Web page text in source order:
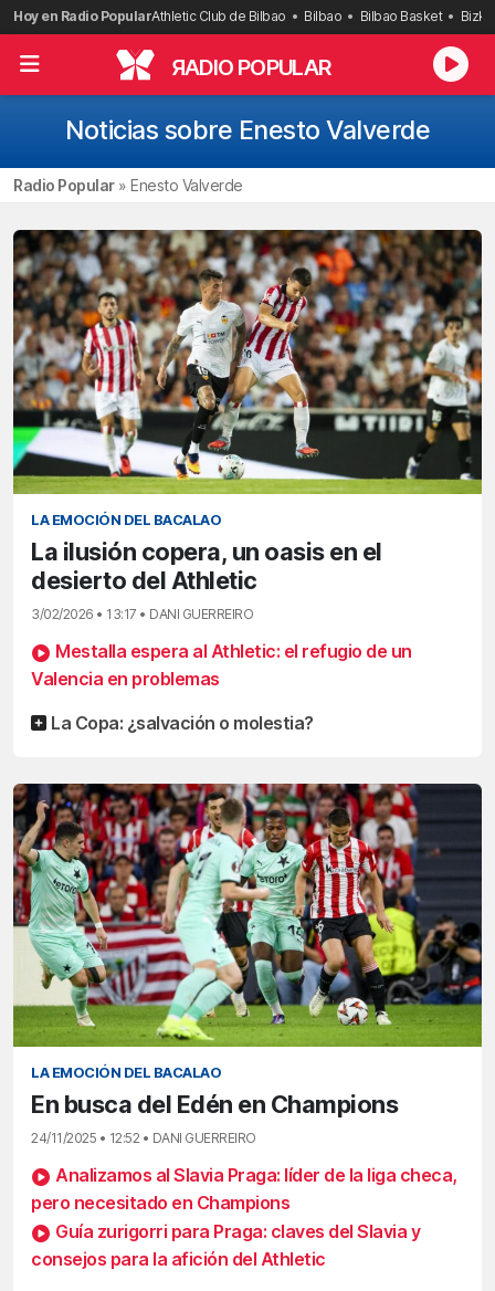
Saltar
al
contenido
Hoy en Radio PopularAthletic Club de Bilbao Bilbao Bilbao Basket
RADIO POPULAR
Noticias sobre Enesto Valverde
Radio Popular» Enesto Valverde
LA EMOCIÓN DEL BACALAO
La ilusión copera, un oasis en el
desierto del Athletic
3/02/2026 • 13:17 • DANI GUERREIRO
Mestalla espera al Athletic: el refugio de un
Valencia en problemas
La Copa: ¿salvación o molestia?
LA EMOCIÓN DEL BACALAO
En busca del Edén en Champions
24/11/2025 • 12:52 • DANI GUERREIRO
Analizamos al Slavia Praga: líder de la liga checa,
pero necesitado en Champions
Guía zurigorri para Praga: claves del Slavia y
consejos para la afición del Athletic